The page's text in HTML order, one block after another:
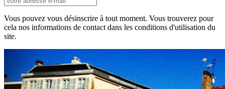
Vous pouvez vous désinscrire à tout moment. Vous trouverez pour
cela nos informations de contact dans les conditions d'utilisation du
site.